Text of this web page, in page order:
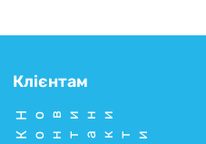
Клієнтам
Новини
Контакти